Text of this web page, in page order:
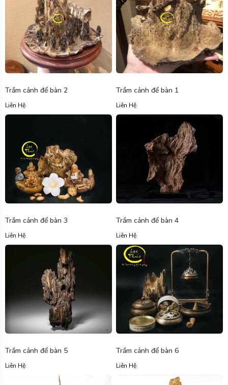
Trầm cảnh để bàn 2
Liên Hệ
Trầm cảnh để bàn 1
Liên Hệ
Trầm cảnh để bàn 3
Liên Hệ
Trầm cảnh để bàn 4
Liên Hệ
Trầm cảnh để bàn 5
Liên Hệ
Trầm cảnh để bàn 6
Liên Hệ